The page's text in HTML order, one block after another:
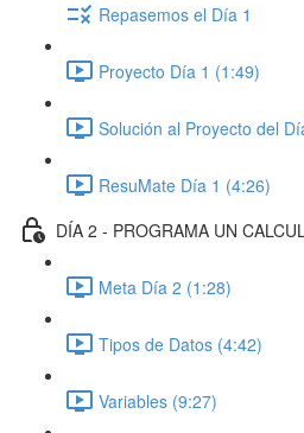
Repasemos el Día 1
Proyecto Día 1 (1:49)
Solución al Proyecto del
ResuMate Día 1 (4:26)
DÍA 2 - PROGRAMA UN
Meta Día 2 (1:28)
Tipos de Datos (4:42)
Variables (9:27)